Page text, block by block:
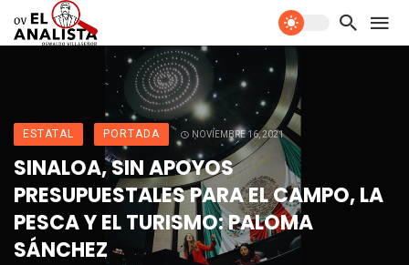
ESTATAL PORTADA NOVIEMBRE 16, 2021
SINALOA, SIN APOYOS
PRESUPUESTALES PARA EL CAMPO, LA
PESCA Y EL TURISMO: PALOMA
SÁNCHEZ